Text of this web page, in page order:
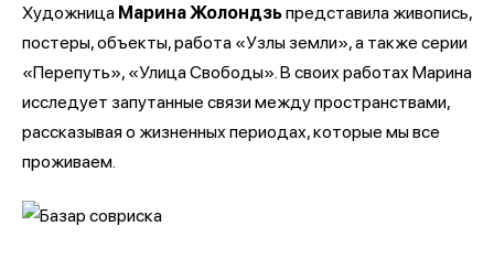
Художница Марина Жолондзьпредставила живопись,
постеры, объекты, работа «Узлы земли», а также серии
«Перепуть», «Улица Свободы». В своих работах Марина
исследует запутанные связи между пространствами,
рассказывая о жизненных периодах, которые мы все
проживаем.